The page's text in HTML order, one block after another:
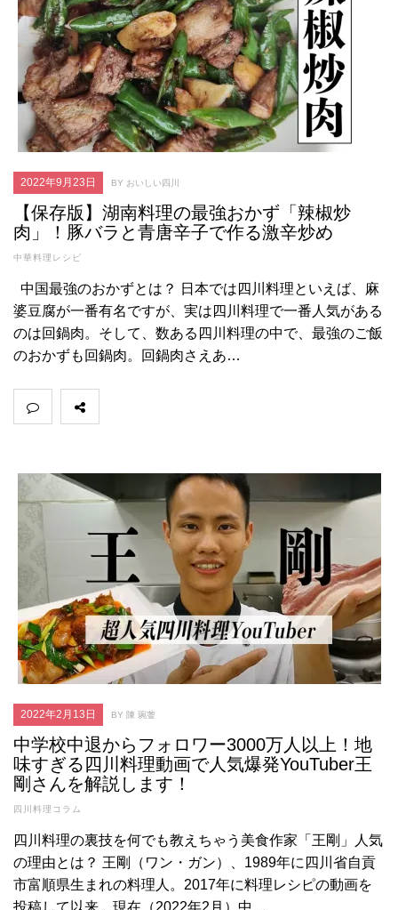
2022年9月23日 BY おいしい四川
【保存版】湖南料理の最強おかず「辣椒炒
肉」！豚バラと青唐辛子で作る激辛炒め
中華料理レシピ
中国最強のおかずとは？ 日本では四川料理といえば、麻
婆豆腐が一番有名ですが、実は四川料理で一番人気がある
のは回鍋肉。そして、数ある四川料理の中で、最強のご飯
のおかずも回鍋肉。回鍋肉さえあ…
2022年2月13日 BY 陳 琬蓥
中学校中退からフォロワー3000万人以上！地
味すぎる四川料理動画で人気爆発YouTuber王
剛さんを解説します！
四川料理コラム
四川料理の裏技を何でも教えちゃう美食作家「王剛」人気
の理由とは？ 王剛（ワン・ガン）、1989年に四川省自貢
市富順県生まれの料理人。2017年に料理レシピの動画を
投稿して以来、現在（2022年2月）中…